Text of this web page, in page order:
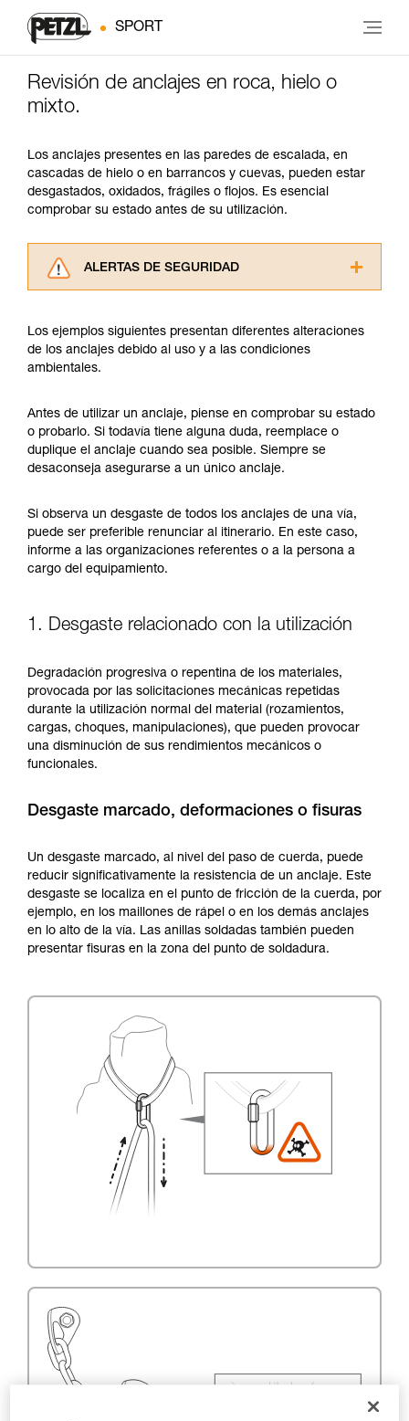
SPORT
Revisión de anclajes en roca, hielo o
mixto.
Los anclajes presentes en las paredes de escalada, en
cascadas de hielo o en barrancos y cuevas, pueden estar
desgastados, oxidados, frágiles o flojos. Es esencial
comprobar su estado antes de su utilización.
ALERTAS DE SEGURIDAD
consultarlo. Usted debe comprender la
información de la ficha técnica para poder
comprender este complemento informativo.
y un entrenamiento específico. Confirme a
través de un profesional su capacidad para
ejecutar estas técnicas, solo y con total
seguridad, antes de ejecutarlas de forma
su actividad. Pueden existir otras que no
describimos aquí.
Los ejemplos siguientes presentan diferentes alteraciones
de los anclajes debido al uso y a las condiciones
ambientales.
Antes de utilizar un anclaje, piense en comprobar su estado
o probarlo. Si todavía tiene alguna duda, reemplace o
duplique el anclaje cuando sea posible. Siempre se
desaconseja asegurarse a un único anclaje.
Si observa un desgaste de todos los anclajes de una vía,
puede ser preferible renunciar al itinerario. En este caso,
informe a las organizaciones referentes o a la persona a
cargo del equipamiento.
1. Desgaste relacionado con la utilización
Degradación progresiva o repentina de los materiales,
provocada por las solicitaciones mecánicas repetidas
durante la utilización normal del material (rozamientos,
cargas, choques, manipulaciones), que pueden provocar
una disminución de sus rendimientos mecánicos o
funcionales.
Desgaste marcado, deformaciones o fisuras
Un desgaste marcado, al nivel del paso de cuerda, puede
reducir significativamente la resistencia de un anclaje. Este
desgaste se localiza en el punto de fricción de la cuerda, por
ejemplo, en los maillones de rápel o en los demás anclajes
en lo alto de la vía. Las anillas soldadas también pueden
presentar fisuras en la zona del punto de soldadura.